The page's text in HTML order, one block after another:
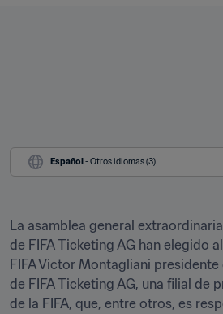
Español - Otros idiomas (3)
La asamblea general
de FIFA Ticketing AG han elegido
FIFA Victor Montagliani
de FIFA Ticketing AG, una filial de
de la FIFA, que, entre otros, es